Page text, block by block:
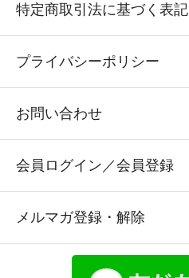
特定商取引法に基づく表記
プライバシーポリシー
お問い合わせ
会員ログイン／会員登録
メルマガ登録・解除